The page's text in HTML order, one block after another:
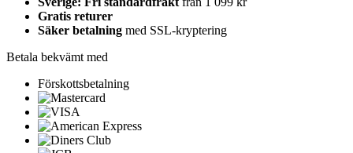
Gratis returer
Säker betalning med SSL-kryptering
Betala bekvämt med
Förskottsbetalning